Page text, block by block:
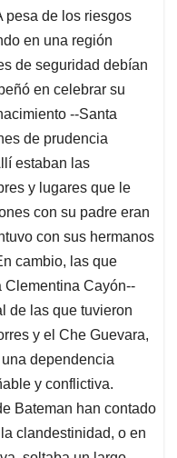
pesa de los riesgos
en una región
de seguridad debían
en celebrar su
--Santa
de prudencia
estaban las
y lugares que le
con su padre eran
con sus hermanos
cambio, las que
Clementina Cayón--
de las que tuvieron
y el Che Guevara,
dependencia
y conflictiva.
Bateman han contado
clandestinidad, o en